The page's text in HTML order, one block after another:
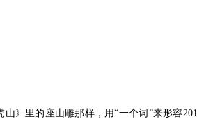
山》里的座山雕那样，用“一个词”来形容